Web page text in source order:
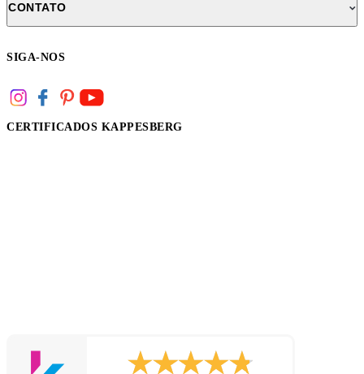
CONTATO
SIGA-NOS
CERTIFICADOS KAPPESBERG